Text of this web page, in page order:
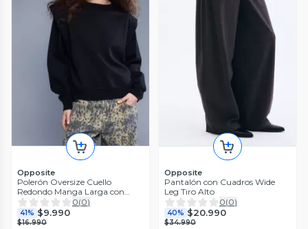
Opposite
Polerón Oversize Cuello
Redondo Manga Larga con
Hombreras
0(0)
41% $9.990
$16.990
Opposite
Pantalón con Cuadros Wide
Leg Tiro Alto
0(0)
40% $20.990
$34.990